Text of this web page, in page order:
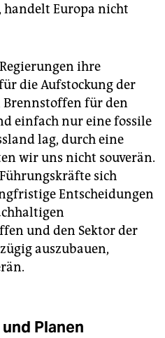
handelt Europa nicht
ihre
die Aufstockung der
für den
einfach nur eine fossile
lag, durch eine
wir uns nicht souverän.
sich
Entscheidungen
und den Sektor der
auszubauen,
Planen